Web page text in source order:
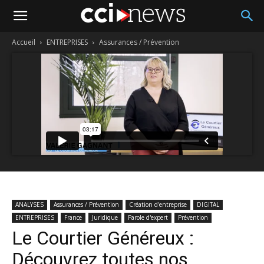
Accueil ENTREPRISES Assurances / Prévention
ANALYSES Assurances / Prévention Création d'entreprise
DIGITAL
ENTREPRISES
France Juridique Parole d'expert Prévention
Le Courtier Généreux :
Découvrez toutes nos